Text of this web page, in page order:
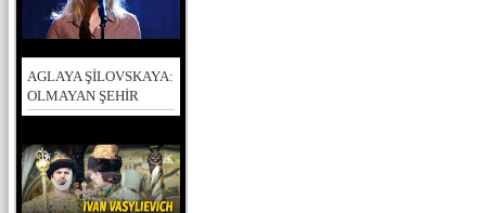
AGLAYA ŞİLOVSKAYA:
OLMAYAN ŞEHİR